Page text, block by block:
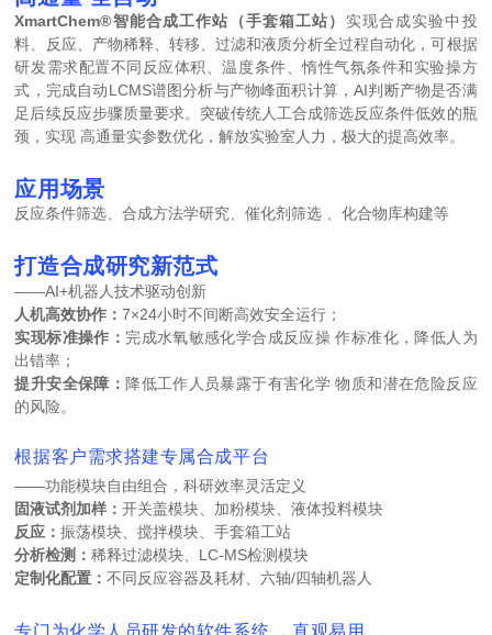
XmartChem®智能合成工作站（手套箱工站） 实现合成实验中投
料、反应、产物稀释、转移、过滤和液质分析全过程自动化，可根据
研发需求配置不同反应体积、温度条件、惰性气氛条件和实验操方
式，完成自动LCMS谱图分析与产物峰面积计算，AI判断产物是否满
足后续反应步骤质量要求。突破传统人工合成筛选反应条件低效的瓶
颈，实现 高通量实参数优化，解放实验室人力，极大的提高效率。
应用场景
反应条件筛选、合成方法学研究、催化剂筛选 、化合物库构建等
打造合成研究新范式
——AI+机器人技术驱动创新
人机高效协作：7×24小时不间断高效安全运行；
实现标准操作： 完成水氧敏感化学合成反应操 作标准化，降低人为
出错率；
提升安全保障： 降低工作人员暴露于有害化学 物质和潜在危险反应
的风险。
根据客户需求搭建专属合成平台
——功能模块自由组合，科研效率灵活定义
固液试剂加样：开关盖模块、加粉模块、液体投料模块
反应：振荡模块、搅拌模块、手套箱工站
分析检测：稀释过滤模块、LC-MS检测模块
定制化配置：不同反应容器及耗材、六轴/四轴机器人
专门为化学人员研发的软件系统 ，直观易用